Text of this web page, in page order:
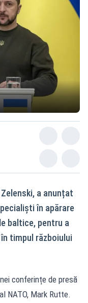
a anunțat
în apărare
baltice, pentru a
timpul războiului
conferințe de presă
NATO, Mark Rutte.